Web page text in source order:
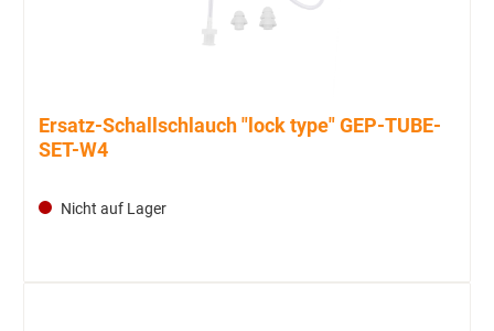
Ersatz-Schallschlauch "lock type" GEP-TUBE-
SET-W4
Nicht auf Lager